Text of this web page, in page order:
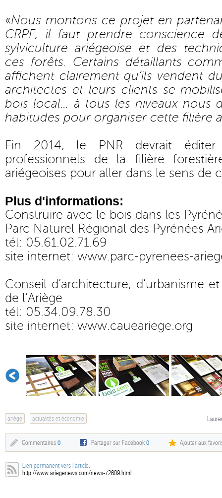
«Nous montons ce projet en
CRPF, il faut prendre conscience
sylviculture ariégeoise et des
ces forêts. Certains détaillants
affichent clairement qu’ils vendent
architectes et leurs clients se
bois local… à tous les niveaux nous
habitudes pour organiser cette filière
Fin 2014, le PNR devrait
professionnels de la filière
ariégeoises pour aller dans le sens de
Plus d'informations:
Construire avec le bois dans les
Parc Naturel Régional des Pyrénées
tél: 05.61.02.71.69
site internet: www.parc-pyrenees-
Conseil d’architecture, d’urbanisme
de l’Ariège
tél: 05.34.09.78.30
site internet: www.caueariege.org
ariège actualités et économie
Commentaires 0 Partager sur Facebook0 Ajouter aux
Lien permanent vers l'article:
http://www.ariegenews.com/news-72609.html